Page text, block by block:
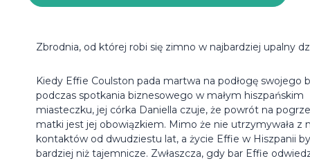
Zbrodnia, od której robi się zimno w najbardziej upalny
Kiedy Effie Coulston pada martwa na podłogę swojego
podczas spotkania biznesowego w małym hiszpańskim
miasteczku, jej córka Daniella czuje, że powrót na
matki jest jej obowiązkiem. Mimo że nie utrzymywała z
kontaktów od dwudziestu lat, a życie Effie w Hiszpanii
bardziej niż tajemnicze. Zwłaszcza, gdy bar Effie